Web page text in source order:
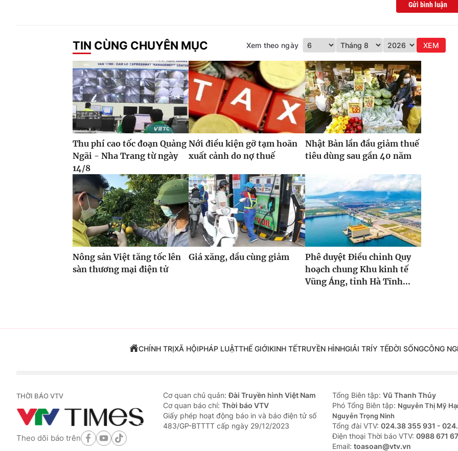
Gửi bình luận
TIN CÙNG CHUYÊN MỤC Xem theo ngày XEM
Thu phí cao tốc đoạn Quảng
Ngãi - Nha Trang từ ngày
14/8
Nới điều kiện gỡ tạm hoãn
xuất cảnh do nợ thuế
Nhật Bản lần đầu giảm thuế
tiêu dùng sau gần 40 năm
Nông sản Việt tăng tốc lên
sàn thương mại điện tử
Giá xăng, dầu cùng giảm
Phê duyệt Điều chỉnh Quy
hoạch chung Khu kinh tế
Vũng Áng, tỉnh Hà Tĩnh...
CHÍNH TRỊXÃ HỘIPHÁP LUẬTTHẾ GIỚIKINH TẾTRUYỀN HÌNHGIẢI TRÍY TẾĐỜI SỐNGCÔNG
THỜI BÁO VTV
Theo dõi báo trên
Cơ quan chủ quản:Đài Truyền hình Việt Nam
Cơ quan báo chí: Thời báo VTV
Giấy phép hoạt động báo in và báo điện tử số
483/GP-BTTTT cấp ngày 29/12/2023
Tổng Biên tập: Vũ Thanh Thủy
Phó Tổng Biên tập: Nguyễn Thị Mỹ
Nguyễn Trọng Ninh
Tổng đài VTV: 024.38 355 931 -
Ðiện thoại Thời báo VTV: 0988 671
Email: toasoan@vtv.vn